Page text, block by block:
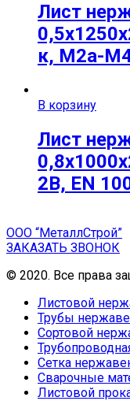
Лист
к, М2а-
В корзину
Лист
2B, EN
ООО “МеталлСтрой”
ЗАКАЗАТЬ ЗВОНОК
© 2020. Все права
Листовой
Трубы
Сортовой
Сетка
Сварочные
Листовой